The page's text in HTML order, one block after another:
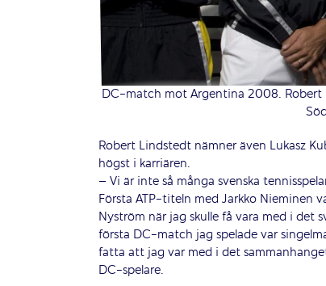
DC-match mot Argentina 2008. Robert
Robert Lindstedt nämner även Lukasz
högst i karriären.
– Vi är inte så många svenska
Första ATP-titeln med Jarkko Nieminen
Nyström när jag skulle få vara med i det
första DC-match jag spelade var
fatta att jag var med i det
DC-spelare.